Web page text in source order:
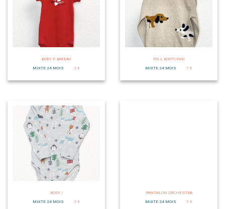
BODY P. BATEAU
MIXTE 24 MOIS
2 €
PULL BOUT'CHOU
MIXTE 24 MOIS
7 €
BODY /
MIXTE 24 MOIS
2 €
PANTALON ORCHESTRA
MIXTE 24 MOIS
7 €